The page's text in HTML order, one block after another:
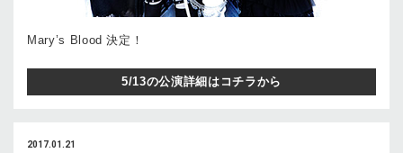
Mary’s Blood 決定！
5/13の公演詳細はコチラから
2017.01.21